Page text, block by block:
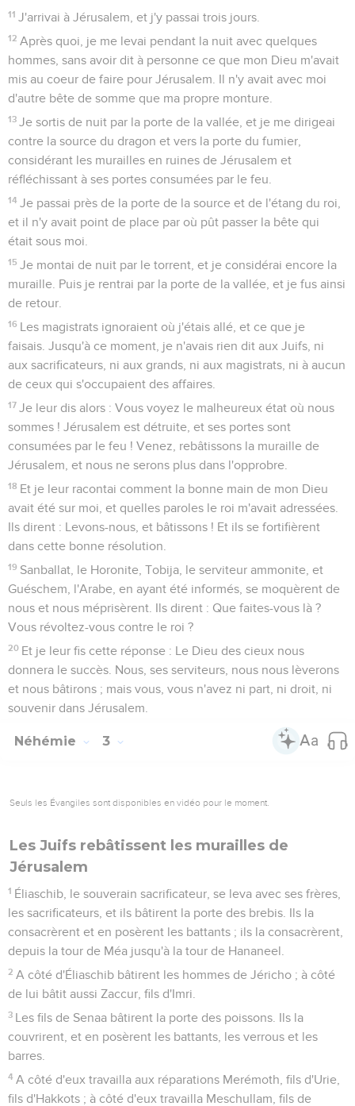
11 J'arrivai à Jérusalem, et j'y passai trois jours.
12 Après quoi, je me levai pendant la nuit avec quelques
hommes, sans avoir dit à personne ce que mon Dieu m'avait
mis au coeur de faire pour Jérusalem. Il n'y avait avec moi
d'autre bête de somme que ma propre monture.
13 Je sortis de nuit par la porte de la vallée, et je me dirigeai
contre la source du dragon et vers la porte du fumier,
considérant les murailles en ruines de Jérusalem et
réfléchissant à ses portes consumées par le feu.
14 Je passai près de la porte de la source et de l'étang du roi,
et il n'y avait point de place par où pût passer la bête qui
était sous moi.
15 Je montai de nuit par le torrent, et je considérai encore la
muraille. Puis je rentrai par la porte de la vallée, et je fus ainsi
de retour.
16 Les magistrats ignoraient où j'étais allé, et ce que je
faisais. Jusqu'à ce moment, je n'avais rien dit aux Juifs, ni
aux sacrificateurs, ni aux grands, ni aux magistrats, ni à aucun
de ceux qui s'occupaient des affaires.
17 Je leur dis alors : Vous voyez le malheureux état où nous
sommes ! Jérusalem est détruite, et ses portes sont
consumées par le feu ! Venez, rebâtissons la muraille de
Jérusalem, et nous ne serons plus dans l'opprobre.
18 Et je leur racontai comment la bonne main de mon Dieu
avait été sur moi, et quelles paroles le roi m'avait adressées.
Ils dirent : Levons-nous, et bâtissons ! Et ils se fortifièrent
dans cette bonne résolution.
19 Sanballat, le Horonite, Tobija, le serviteur ammonite, et
Guéschem, l'Arabe, en ayant été informés, se moquèrent de
nous et nous méprisèrent. Ils dirent : Que faites-vous là ?
Vous révoltez-vous contre le roi ?
20 Et je leur fis cette réponse : Le Dieu des cieux nous
donnera le succès. Nous, ses serviteurs, nous nous lèverons
et nous bâtirons ; mais vous, vous n'avez ni part, ni droit, ni
souvenir dans Jérusalem.
Néhémie 3
Seuls les Évangiles sont disponibles en vidéo pour le moment.
Les Juifs rebâtissent les murailles de
Jérusalem
1 Éliaschib, le souverain sacrificateur, se leva avec ses frères,
les sacrificateurs, et ils bâtirent la porte des brebis. Ils la
consacrèrent et en posèrent les battants ; ils la consacrèrent,
depuis la tour de Méa jusqu'à la tour de Hananeel.
2 A côté d'Éliaschib bâtirent les hommes de Jéricho ; à côté
de lui bâtit aussi Zaccur, fils d'Imri.
3 Les fils de Senaa bâtirent la porte des poissons. Ils la
couvrirent, et en posèrent les battants, les verrous et les
barres.
4 A côté d'eux travailla aux réparations Merémoth, fils d'Urie,
fils d'Hakkots ; à côté d'eux travailla Meschullam, fils de